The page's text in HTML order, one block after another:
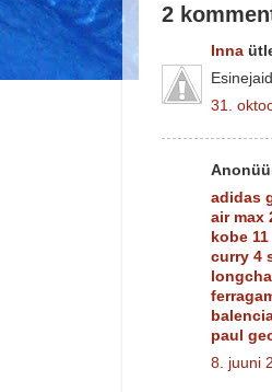
2
Inna
31.
adidas
air max
kobe 11
curry 4
paul
8. juuni